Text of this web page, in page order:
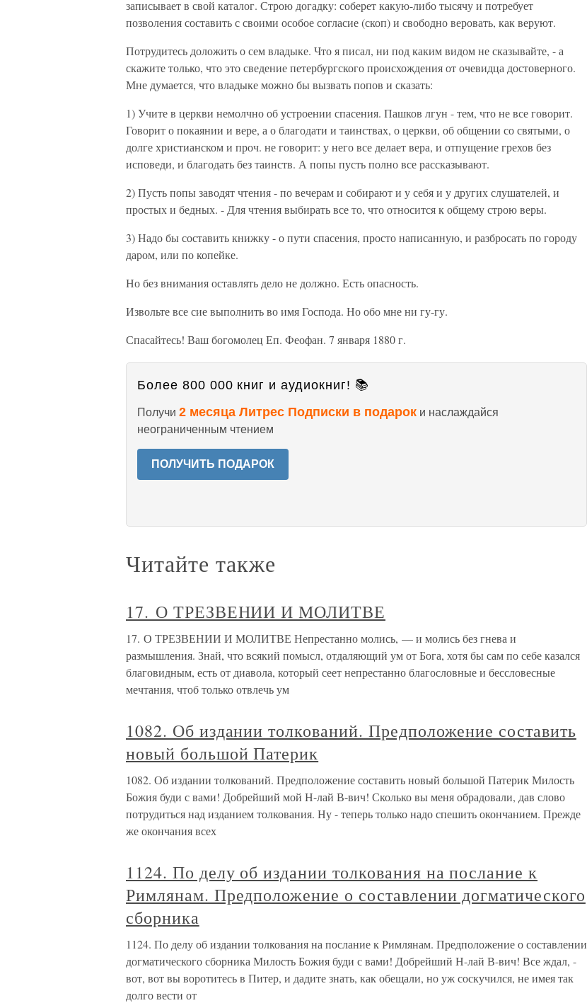
записывает в свой каталог. Строю догадку: соберет какую-либо тысячу и потребует
позволения составить с своими особое согласие (скоп) и свободно веровать, как веруют.
Потрудитесь доложить о сем владыке. Что я писал, ни под каким видом не сказывайте, - а
скажите только, что это сведение петербургского происхождения от очевидца достоверного.
Мне думается, что владыке можно бы вызвать попов и сказать:
1) Учите в церкви немолчно об устроении спасения. Пашков лгун - тем, что не все говорит.
Говорит о покаянии и вере, а о благодати и таинствах, о церкви, об общении со святыми, о
долге христианском и проч. не говорит: у него все делает вера, и отпущение грехов без
исповеди, и благодать без таинств. А попы пусть полно все рассказывают.
2) Пусть попы заводят чтения - по вечерам и собирают и у себя и у других слушателей, и
простых и бедных. - Для чтения выбирать все то, что относится к общему строю веры.
3) Надо бы составить книжку - о пути спасения, просто написанную, и разбросать по городу
даром, или по копейке.
Но без внимания оставлять дело не должно. Есть опасность.
Извольте все сие выполнить во имя Господа. Но обо мне ни гу-гу.
Спасайтесь! Ваш богомолец Еп. Феофан. 7 января 1880 г.
Более 800 000 книг и аудиокниг! 📚
Получи 2 месяца Литрес Подписки в подарок и наслаждайся
неограниченным чтением
ПОЛУЧИТЬ ПОДАРОК
Читайте также
17. О ТРЕЗВЕНИИ И МОЛИТВЕ
17. О ТРЕЗВЕНИИ И МОЛИТВЕ Непрестанно молись, — и молись без гнева и
размышления. Знай, что всякий помысл, отдаляющий ум от Бога, хотя бы сам по себе казался
благовидным, есть от диавола, который сеет непрестанно благословные и бессловесные
мечтания, чтоб только отвлечь ум
1082. Об издании толкований. Предположение составить
новый большой Патерик
1082. Об издании толкований. Предположение составить новый большой Патерик Милость
Божия буди с вами! Добрейший мой Н-лай В-вич! Сколько вы меня обрадовали, дав слово
потрудиться над изданием толкования. Ну - теперь только надо спешить окончанием. Прежде
же окончания всех
1124. По делу об издании толкования на послание к
Римлянам. Предположение о составлении догматического
сборника
1124. По делу об издании толкования на послание к Римлянам. Предположение о составлении
догматического сборника Милость Божия буди с вами! Добрейший Н-лай В-вич! Все ждал, -
вот, вот вы воротитесь в Питер, и дадите знать, как обещали, но уж соскучился, не имея так
долго вести от